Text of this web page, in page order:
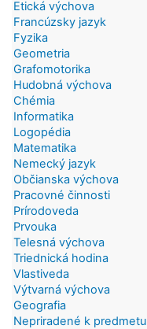
Etická výchova
Francúzsky jazyk
Fyzika
Geometria
Grafomotorika
Hudobná výchova
Chémia
Informatika
Logopédia
Matematika
Nemecký jazyk
Občianska výchova
Pracovné činnosti
Prírodoveda
Prvouka
Telesná výchova
Triednická hodina
Vlastiveda
Výtvarná výchova
Geografia
Nepriradené k predmetu